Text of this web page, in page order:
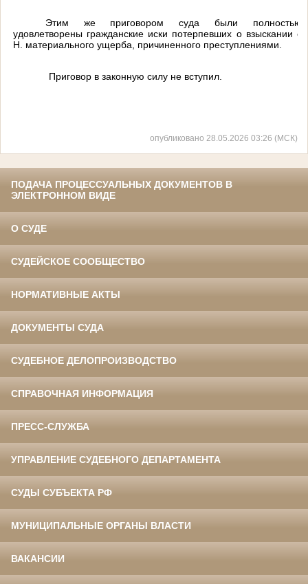
Этим же приговором суда были полностью
удовлетворены гражданские иски потерпевших о взыскании с
Н. материального ущерба, причиненного преступлениями.
Приговор в законную силу не вступил.
опубликовано 28.05.2026 03:26 (МСК)
ПОДАЧА ПРОЦЕССУАЛЬНЫХ ДОКУМЕНТОВ В
ЭЛЕКТРОННОМ ВИДЕ
О СУДЕ
СУДЕЙСКОЕ СООБЩЕСТВО
НОРМАТИВНЫЕ АКТЫ
ДОКУМЕНТЫ СУДА
СУДЕБНОЕ ДЕЛОПРОИЗВОДСТВО
СПРАВОЧНАЯ ИНФОРМАЦИЯ
ПРЕСС-СЛУЖБА
УПРАВЛЕНИЕ СУДЕБНОГО ДЕПАРТАМЕНТА
СУДЫ СУБЪЕКТА РФ
МУНИЦИПАЛЬНЫЕ ОРГАНЫ ВЛАСТИ
ВАКАНСИИ